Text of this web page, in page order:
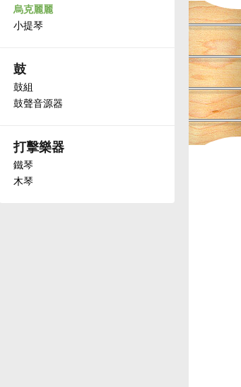
English
Français
한국어
烏克麗麗
小提琴
鼓
鼓組
鼓聲音源器
打擊樂器
鐵琴
木琴